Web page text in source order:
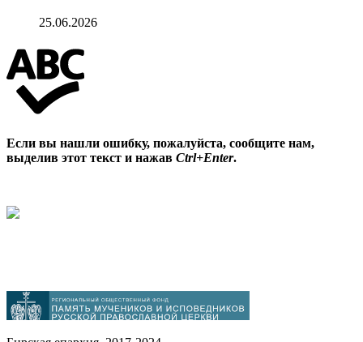
25.06.2026
Если вы нашли ошибку, пожалуйста, сообщите нам,
выделив этот текст и нажав Ctrl+Enter.